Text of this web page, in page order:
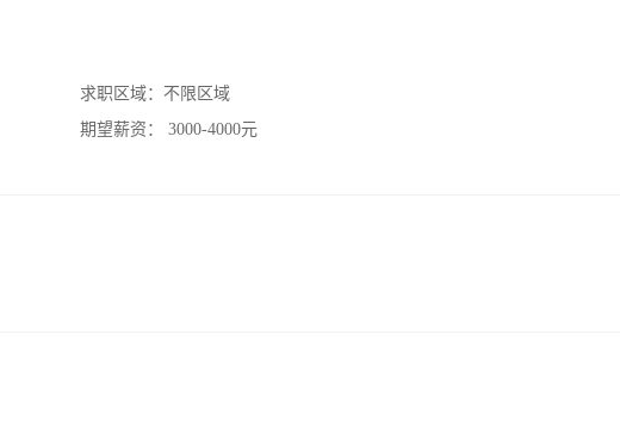
求职区域： 不限区域
期望薪资：
3000-4000元